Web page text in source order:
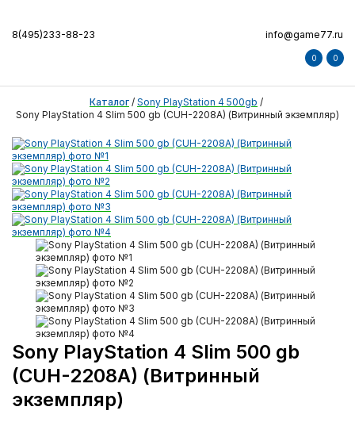
8(495)233-88-23 info@game77.ru
0 0
Каталог / Sony PlayStation 4 500gb /
Sony PlayStation 4 Slim 500 gb (CUH-2208A) (Витринный экземпляр)
Sony PlayStation 4 Slim 500 gb
(CUH-2208A) (Витринный
экземпляр)